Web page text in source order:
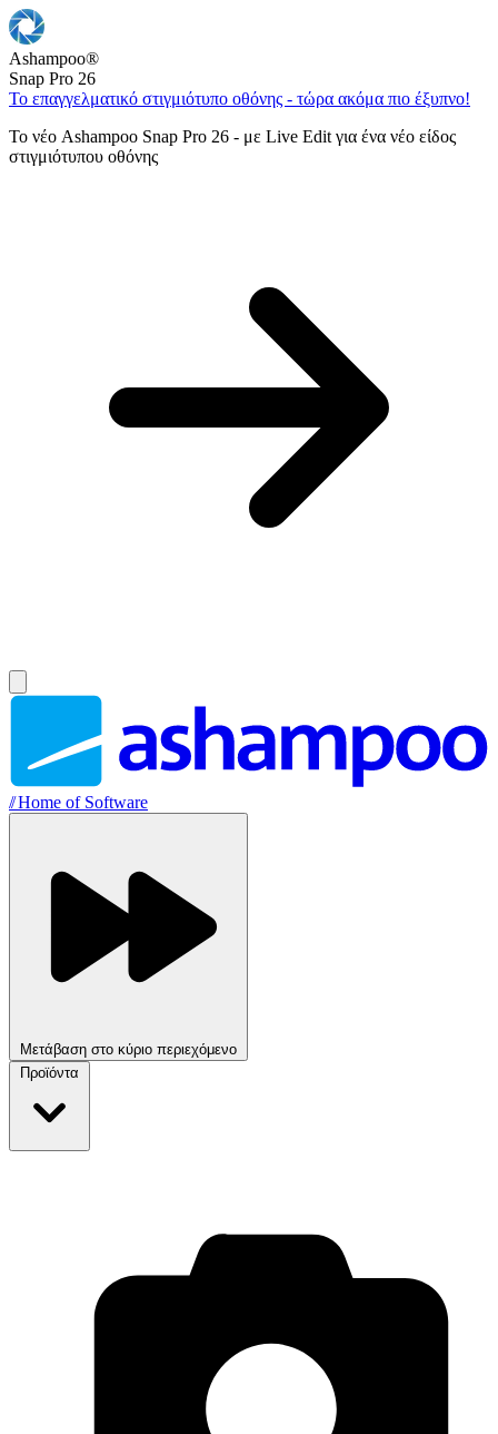
Ashampoo®
Snap Pro 26
Το επαγγελματικό στιγμιότυπο οθόνης - τώρα ακόμα πιο έξυπνο!
Το νέο Ashampoo Snap Pro 26 - με Live Edit για ένα νέο είδος
στιγμιότυπου οθόνης
//Home of Software
Μετάβαση στο κύριο περιεχόμενο
Προϊόντα